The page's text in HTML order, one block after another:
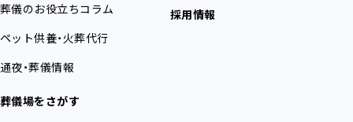
葬儀のお役立ちコラム
ペット供養・火葬代行
通夜・葬儀情報
葬儀場をさがす
採用情報